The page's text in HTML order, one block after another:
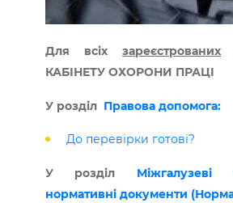
Для всіхзареєстрованих
КАБІНЕТУ ОХОРОНИ ПРАЦІ
У розділ Правова допомога:
До перевірки готові?
У розділ Міжгалузеві
нормативні документи